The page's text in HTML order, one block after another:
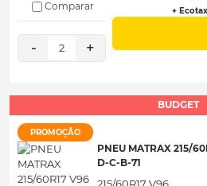
Comparar
- 2 +
+
BUDGET
PROMOÇÃO
PNEU MATRAX 215/
D-C-B-71
215/60R17 V96